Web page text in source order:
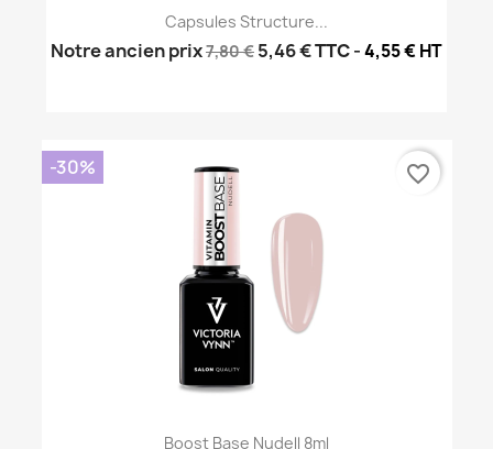
Capsules Structure...
Notre ancien prix7,80 € 5,46 €TTC-4,55 € HT
Boost Base Nudell 8ml
-30% favorite_border